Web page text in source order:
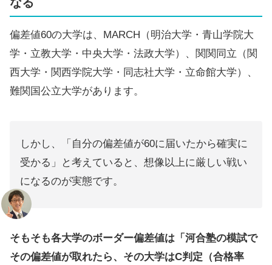
偏差値60の大学は、MARCH（明治大学・青山学院大
学・立教大学・中央大学・法政大学）、関関同立（関
西大学・関西学院大学・同志社大学・立命館大学）、
難関国公立大学があります。
しかし、「自分の偏差値が60に届いたから確実に
受かる」と考えていると、想像以上に厳しい戦い
になるのが実態です。
そもそも各大学のボーダー偏差値は「河合塾の模試で
その偏差値が取れたら、その大学はC判定（合格率